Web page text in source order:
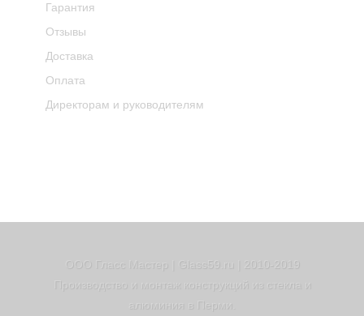
Гарантия
Отзывы
Доставка
Оплата
Директорам и руководителям
ООО Гласс Мастер | Glass59.ru | 2010-2019
Производство и монтаж конструкций из стекла и
алюминия в Перми.